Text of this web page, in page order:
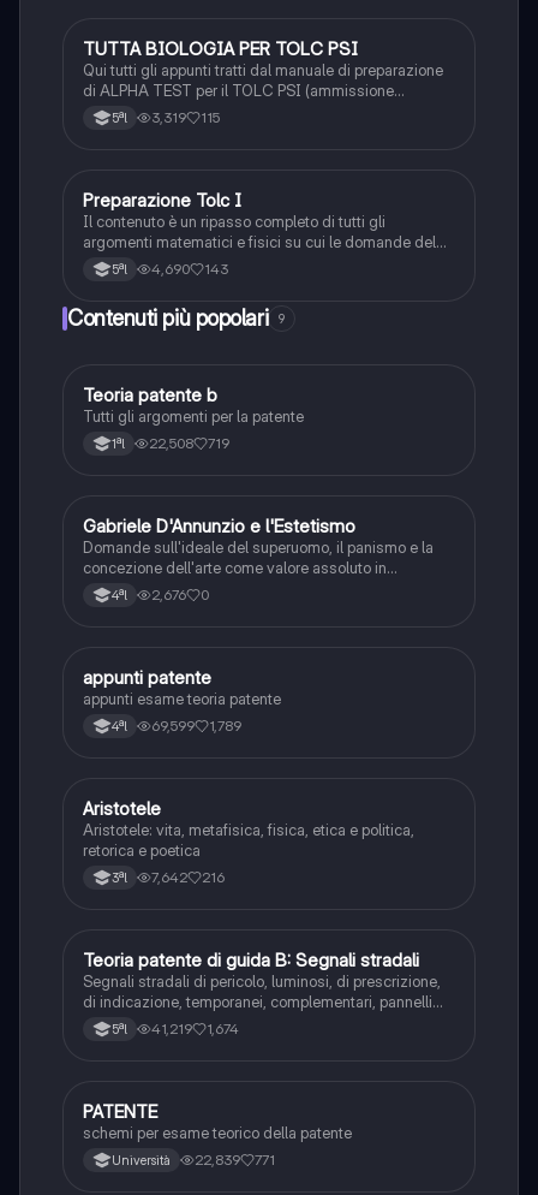
Scienze
TUTTA BIOLOGIA PER TOLC PSI
Qui tutti gli appunti tratti dal manuale di preparazione
di ALPHA TEST per il TOLC PSI (ammissione
all’università). É stato riassunto da me personalmente
ed è molto dettagliato ma semplice, tocca tutti gli
5ªl 3,319 115
Matematica
Preparazione Tolc I
Il contenuto è un ripasso completo di tutti gli
argomenti matematici e fisici su cui le domande del
TOLC I si basano.
5ªl 4,690 143
Contenuti più popolari 9
Altro
Teoria patente b
Tutti gli argomenti per la patente
1ªl 22,508 719
GItaliano
Gabriele D'Annunzio e l'Estetismo
Domande sull'ideale del superuomo, il panismo e la
concezione dell'arte come valore assoluto in
D'Annunzio.
4ªl 2,676 0
Altro
appunti patente
appunti esame teoria patente
4ªl 69,599 1,789
Filosofia
Aristotele
Aristotele: vita, metafisica, fisica, etica e politica,
retorica e poetica
3ªl 7,642 216
Ed. civ.
Teoria patente di guida B: Segnali stradali
Segnali stradali di pericolo, luminosi, di prescrizione,
di indicazione, temporanei, complementari, pannelli
integrativi, segnaletica orizzontale, segnalazioni
agenti del traffico, distanza di visibilità per l‘arresto,
5ªl 41,219 1,674
Altro
PATENTE
schemi per esame teorico della patente
Università 22,839 771